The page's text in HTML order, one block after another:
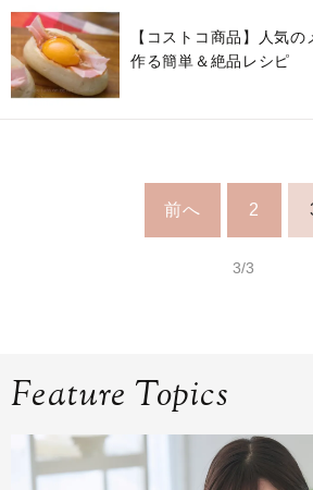
【コストコ商品】人気
作る簡単＆絶品レシピ
前へ 2
3/3
Feature Topics